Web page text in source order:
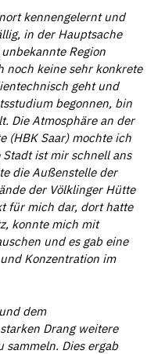
kennengelernt und
llig, in der Hauptsache
Region
noch keine sehr konkrete
geht und
begonnen, bin
Die Atmosphäre an der
(HBK Saar) mochte ich
ist mir schnell ans
die Außenstelle der
nde der Völklinger Hütte
für mich dar, dort hatte
konnte mich mit
und es gab eine
Konzentration im
dem
Drang weitere
sammeln. Dies ergab